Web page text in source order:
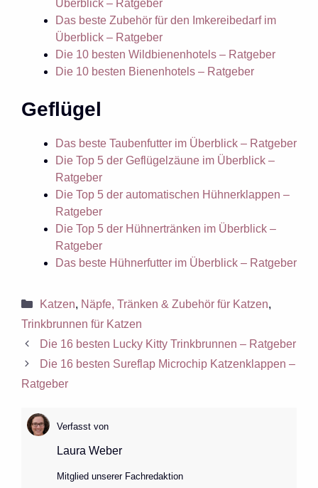
Überblick – Ratgeber
Das beste Zubehör für den Imkereibedarf im
Überblick – Ratgeber
Die 10 besten Wildbienenhotels – Ratgeber
Die 10 besten Bienenhotels – Ratgeber
Geflügel
Das beste Taubenfutter im Überblick – Ratgeber
Die Top 5 der Geflügelzäune im Überblick –
Ratgeber
Die Top 5 der automatischen Hühnerklappen –
Ratgeber
Die Top 5 der Hühnertränken im Überblick –
Ratgeber
Das beste Hühnerfutter im Überblick – Ratgeber
Kategorien
Katzen, Näpfe, Tränken & Zubehör für Katzen,
Trinkbrunnen für Katzen
Die 16 besten Lucky Kitty Trinkbrunnen – Ratgeber
Die 16 besten Sureflap Microchip Katzenklappen –
Ratgeber
Verfasst von
Laura Weber
Mitglied unserer Fachredaktion